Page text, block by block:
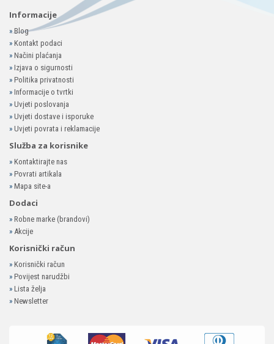
Informacije
»Blog
» Kontakt podaci
» Načini plaćanja
» Izjava o sigurnosti
» Politika privatnosti
» Informacije o tvrtki
» Uvjeti poslovanja
» Uvjeti dostave i isporuke
» Uvjeti povrata i reklamacije
Služba za korisnike
» Kontaktirajte nas
» Povrati artikala
» Mapa site-a
Dodaci
» Robne marke (brandovi)
» Akcije
Korisnički račun
» Korisnički račun
» Povijest narudžbi
» Lista želja
» Newsletter